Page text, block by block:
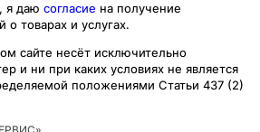
я даю согласие на получение
товарах и услугах.
сайте несёт исключительно
и ни при каких условиях не является
положениями Статьи 437 (2)